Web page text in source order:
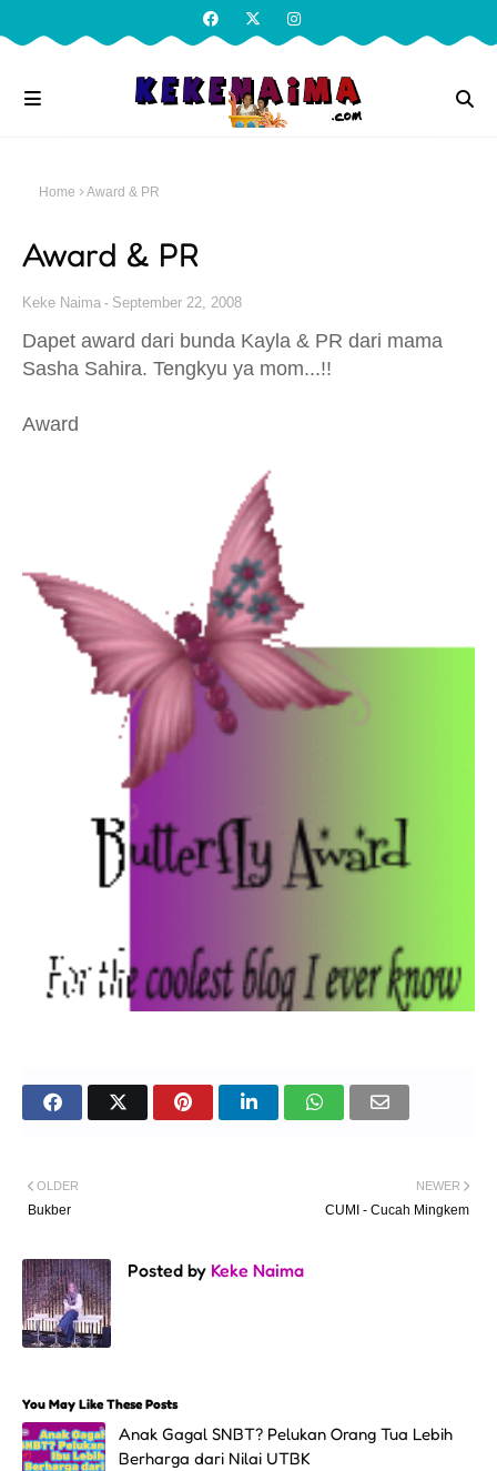
Home Award & PR
Award & PR
Keke Naima September 22, 2008
Dapet award dari bunda Kayla & PR dari mama
Sasha Sahira. Tengkyu ya mom...!!
Award
NEWER
CUMI - Cucah Mingkem
OLDER
Bukber
Posted by Keke Naima
You May Like These Posts
Anak Gagal SNBT? Pelukan Orang Tua Lebih
Berharga dari Nilai UTBK